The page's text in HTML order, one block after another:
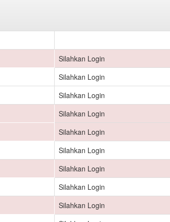
Silahkan Login
Silahkan Login
Silahkan Login
Silahkan Login
Silahkan Login
Silahkan Login
Silahkan Login
Silahkan Login
Silahkan Login